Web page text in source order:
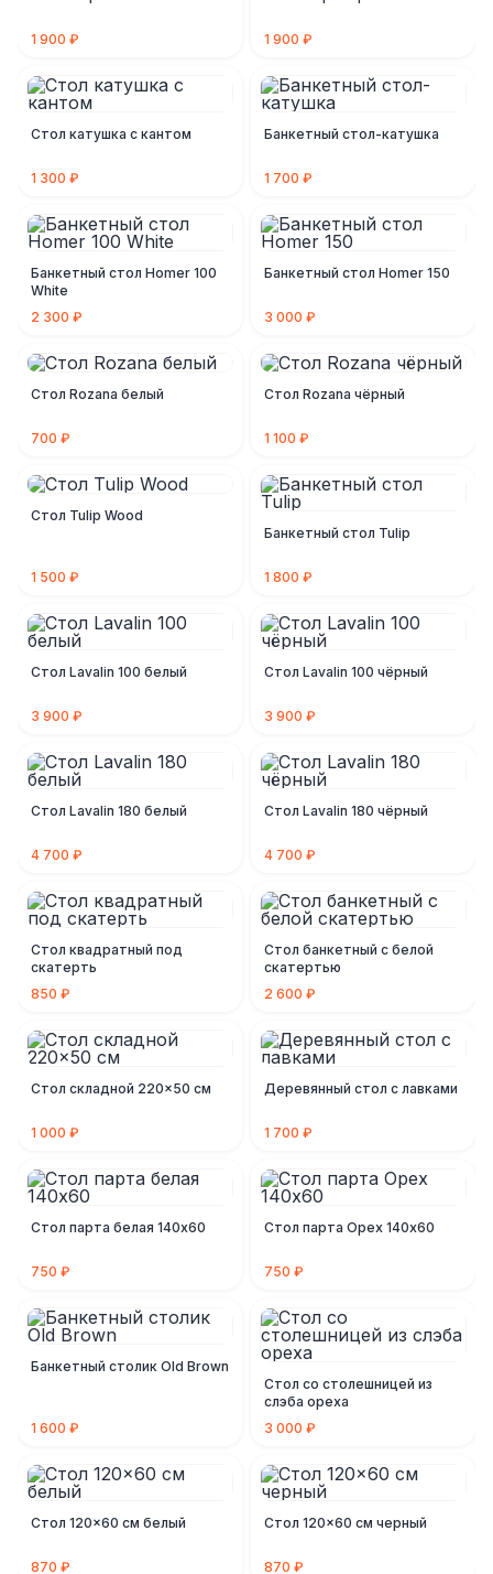
1 900 ₽ 1 900 ₽
Стол катушка с кантом
1 300 ₽
Банкетный стол-катушка
1 700 ₽
Банкетный стол Homer 100
White
2 300 ₽
Банкетный стол Homer 150
3 000 ₽
Стол Rozana белый
700 ₽
Стол Rozana чёрный
1 100 ₽
Стол Tulip Wood
1 500 ₽
Банкетный стол Tulip
1 800 ₽
Стол Lavalin 100 белый
3 900 ₽
Стол Lavalin 100 чёрный
3 900 ₽
Стол Lavalin 180 белый
4 700 ₽
Стол Lavalin 180 чёрный
4 700 ₽
Стол квадратный под
скатерть
850 ₽
Стол банкетный с белой
скатертью
2 600 ₽
Стол складной 220×50 см
1 000 ₽
Деревянный стол с лавками
1 700 ₽
Стол парта белая 140х60
750 ₽
Стол парта Орех 140х60
750 ₽
Банкетный столик Old Brown
1 600 ₽
Стол со столешницей из
слэба ореха
3 000 ₽
Стол 120×60 см белый
870 ₽
Стол 120×60 см черный
870 ₽